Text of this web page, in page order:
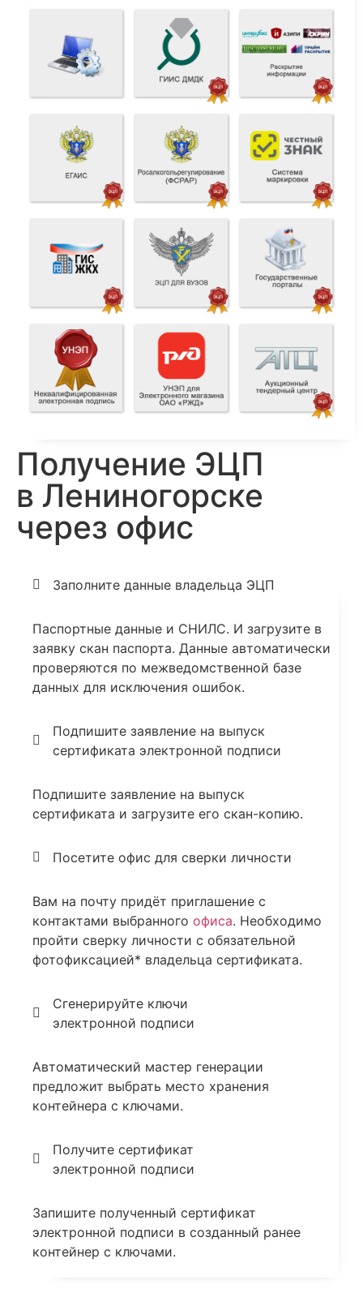
Получение ЭЦП
в Лениногорске
через офис
Заполните данные владельца ЭЦП
Паспортные данные и СНИЛС. И загрузите в
заявку скан паспорта. Данные автоматически
проверяются по межведомственной базе
данных для исключения ошибок.
Подпишите заявление на выпуск
сертификата электронной подписи
Подпишите заявление на выпуск
сертификата и загрузите его скан-копию.
Посетите офис для сверки личности
Вам на почту придёт приглашение с
контактами выбранного офиса. Необходимо
пройти сверку личности с обязательной
фотофиксацией* владельца сертификата.
Сгенерируйте ключи
электронной подписи
Автоматический мастер генерации
предложит выбрать место хранения
контейнера с ключами.
Получите сертификат
электронной подписи
Запишите полученный сертификат
электронной подписи в созданный ранее
контейнер с ключами.